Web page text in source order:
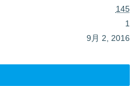
145
1
9月 2, 2016